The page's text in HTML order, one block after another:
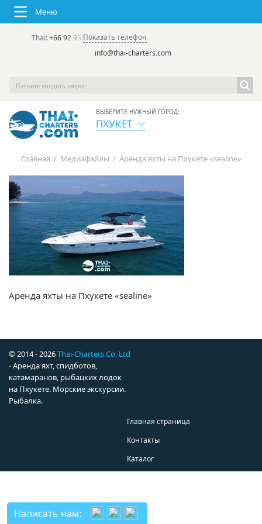
Меню
Thai:+66 92 958 8644(rus/eng) | в России:
Показать телефон
info@thai-charters.com
ВЫБЕРИТЕ НУЖНЫЙ ГОРОД:
ПХУКЕТ
Главная / Медиафайлы / Аренда яхты на Пхукете «sealine»
Аренда яхты на Пхукете «sealine»
© 2014 - 2026Thai-Charters Co. Ltd
- Аренда яхт, спидботов,
катамаранов, рыбацких лодок
на Пхукете. Морские экскурсии.
Рыбалка.
Главная страница
Контакты
Каталог
Написать нам: